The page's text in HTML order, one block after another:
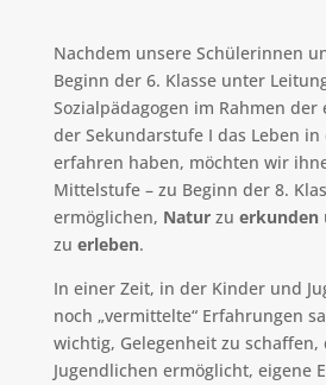
Nachdem unsere Schülerinnen
Beginn der 6. Klasse unter
Sozialpädagogen im Rahmen
der Sekundarstufe I das Leben
erfahren haben, möchten wir
Mittelstufe – zu Beginn der 8.
ermöglichen, Naturzu erkunden
zu erleben.
In einer Zeit, in der Kinder und
noch „vermittelte“ Erfahrungen
wichtig, Gelegenheit zu
Jugendlichen ermöglicht, eigene